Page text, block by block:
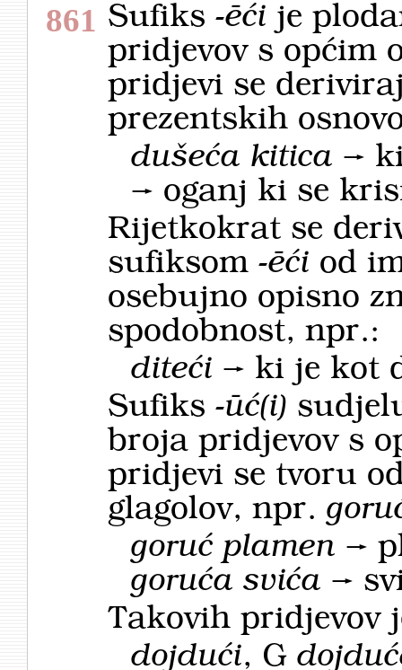
861 Sufiks -ēći je
pridjevov s općim
pridjevi se
prezentskih
dušeća kitica →
→ oganj ki se
Rijetkokrat se
sufiksom -ēći od
osebujno opisno
spodobnost, npr.:
diteći → ki je kot
Sufiks -ūć(i)
broja pridjevov s
pridjevi se tvoru
glagolov, npr.
goruć plamen →
goruća svića →
Takovih pridjevov
dojdući, G